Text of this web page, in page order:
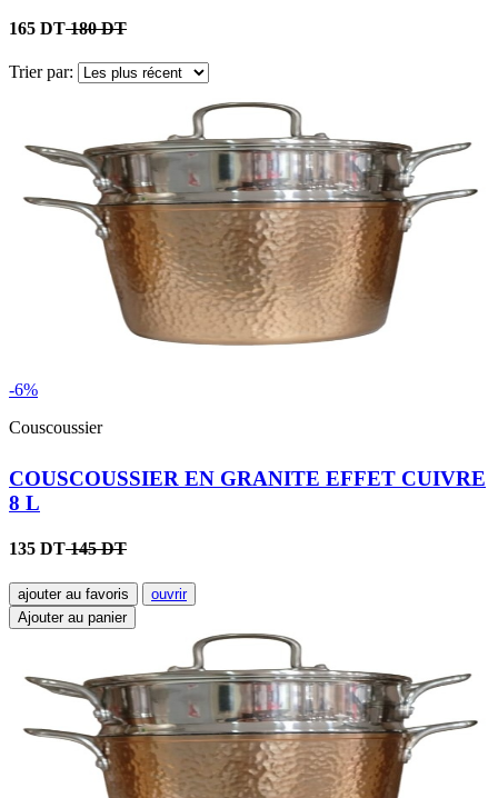
165 DT180 DT
Trier par:
-6%
Couscoussier
COUSCOUSSIER EN GRANITE EFFET CUIVRE
8 L
135 DT145 DT
ajouter au favoris
ouvrir
Ajouter au panier